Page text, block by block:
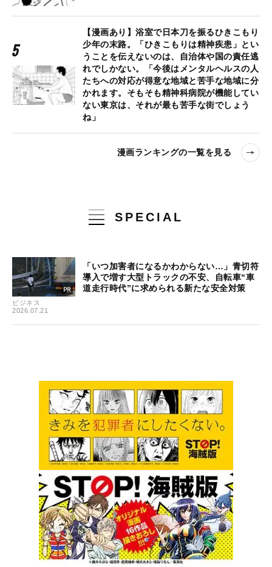
【漫画あり】浴室で日本刀を振るひきこもり
少年の末路。「ひきこもりは精神疾患」とい
うことを伝えないのは、自治体や国の責任逃
れでしかない。「今後はメンタルヘルスの人
たちへの対応が得意な地域と苦手な地域に分
かれます。そもそも精神科病院が機能してい
ない東京は、それが最も苦手な街でしょう
ね」
漫画ランキングの一覧を見る
SPECIAL
ビジネス
2026.07.21
「いつ加害者になるかわからない…」青切符
導入で増す大型トラックの不安、自転車“車
道走行時代”に求められる新たな安全対策